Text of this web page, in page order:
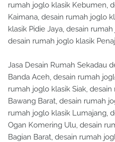
rumah joglo klasik Kebumen,
Kaimana, desain rumah joglo
klasik Pidie Jaya, desain
desain rumah joglo klasik
Jasa Desain Rumah Sekadau
Banda Aceh, desain rumah
rumah joglo klasik Siak,
Bawang Barat, desain rumah
rumah joglo klasik Lumajang,
Ogan Komering Ulu, desain
Bagian Barat, desain rumah